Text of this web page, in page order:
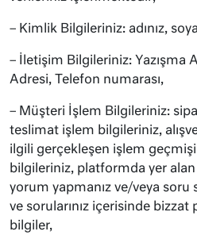
– Kimlik Bilgileriniz: adınız,
– İletişim Bilgileriniz: Yazışma
Adresi, Telefon numarası,
– Müşteri İşlem Bilgileriniz:
teslimat işlem bilgileriniz,
ilgili gerçekleşen işlem
bilgileriniz, platformda yer
yorum yapmanız ve/veya soru
ve sorularınız içerisinde bizzat
bilgiler,